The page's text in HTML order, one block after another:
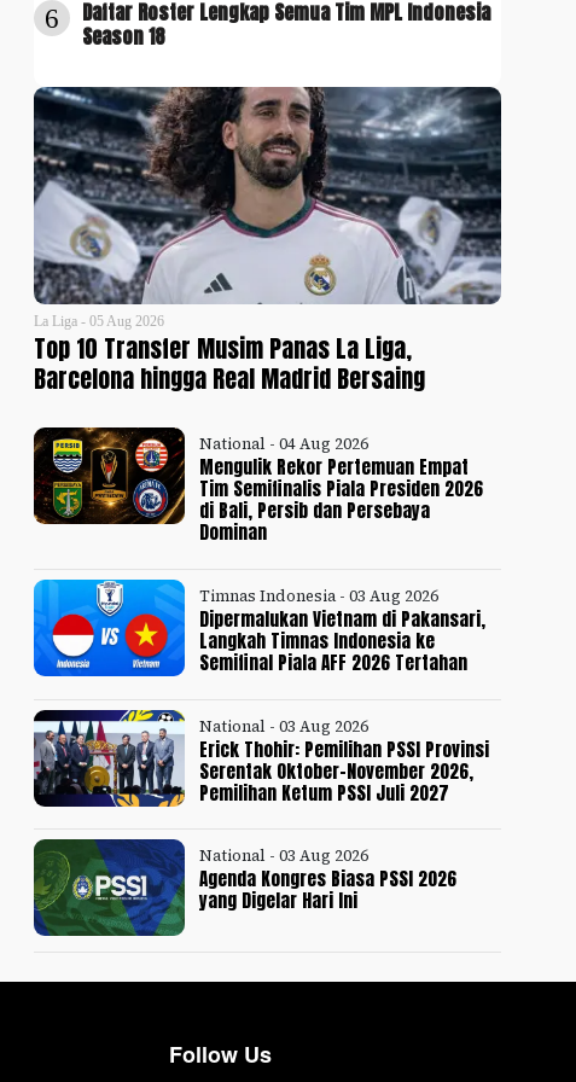
6
Daftar Roster Lengkap Semua Tim MPL Indonesia
Season 18
La Liga - 05 Aug 2026
Top 10 Transfer Musim Panas La Liga,
Barcelona hingga Real Madrid Bersaing
National - 04 Aug 2026
Mengulik Rekor Pertemuan Empat
Tim Semifinalis Piala Presiden 2026
di Bali, Persib dan Persebaya
Dominan
Timnas Indonesia - 03 Aug 2026
Dipermalukan Vietnam di Pakansari,
Langkah Timnas Indonesia ke
Semifinal Piala AFF 2026 Tertahan
National - 03 Aug 2026
Erick Thohir: Pemilihan PSSI Provinsi
Serentak Oktober-November 2026,
Pemilihan Ketum PSSI Juli 2027
National - 03 Aug 2026
Agenda Kongres Biasa PSSI 2026
yang Digelar Hari Ini
Follow Us